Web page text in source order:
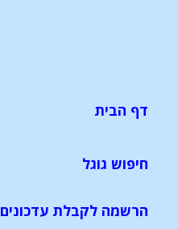
דף הבית
חיפוש גוגל
הרשמה לקבלת עדכונים